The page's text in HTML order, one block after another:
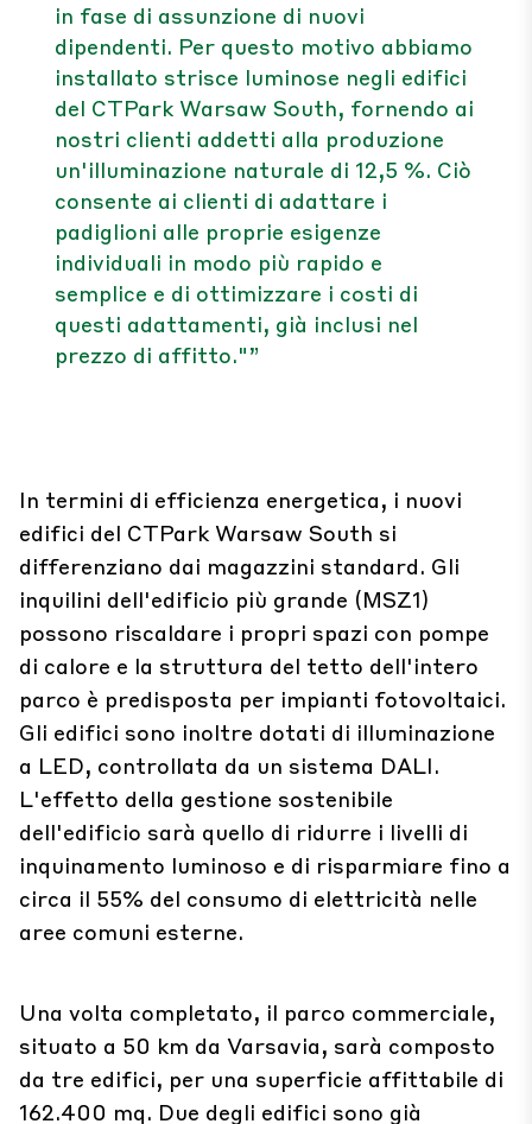
in fase di assunzione di nuovi
dipendenti. Per questo motivo abbiamo
installato strisce luminose negli edifici
del CTPark Warsaw South, fornendo ai
nostri clienti addetti alla produzione
un'illuminazione naturale di 12,5 %. Ciò
consente ai clienti di adattare i
padiglioni alle proprie esigenze
individuali in modo più rapido e
semplice e di ottimizzare i costi di
questi adattamenti, già inclusi nel
prezzo di affitto."”
In termini di efficienza energetica, i nuovi
edifici del CTPark Warsaw South si
differenziano dai magazzini standard. Gli
inquilini dell'edificio più grande (MSZ1)
possono riscaldare i propri spazi con pompe
di calore e la struttura del tetto dell'intero
parco è predisposta per impianti fotovoltaici.
Gli edifici sono inoltre dotati di illuminazione
a LED, controllata da un sistema DALI.
L'effetto della gestione sostenibile
dell'edificio sarà quello di ridurre i livelli di
inquinamento luminoso e di risparmiare fino a
circa il 55% del consumo di elettricità nelle
aree comuni esterne.
Una volta completato, il parco commerciale,
situato a 50 km da Varsavia, sarà composto
da tre edifici, per una superficie affittabile di
162.400 mq. Due degli edifici sono già